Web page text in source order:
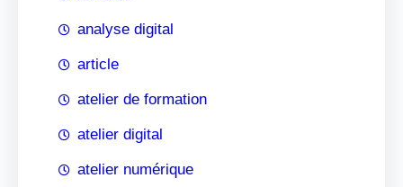
analyse digital
article
atelier de formation
atelier digital
atelier numérique